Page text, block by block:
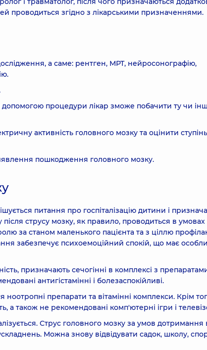
проводиться згідно з лікарськими призначеннями.
а саме: рентген, МРТ, нейросонографію,
допомогою процедури лікар зможе побачити ту чи
активність головного мозку та оцінити ступінь
пошкодження головного мозку.
питання про госпіталізацію дитини і
після струсу мозку, як правило, проводиться в умовах
за станом маленького пацієнта та з ціллю
забезпечує психоемоційний спокій, що має
призначають сечогінні в комплексі з
антигістамінні і болезаспокійливі.
препарати та вітамінні комплекси. Крім
а також не рекомендовані комп'ютерні ігри і
Струс головного мозку за умов дотримання
Можна знову відвідувати садок, школу,